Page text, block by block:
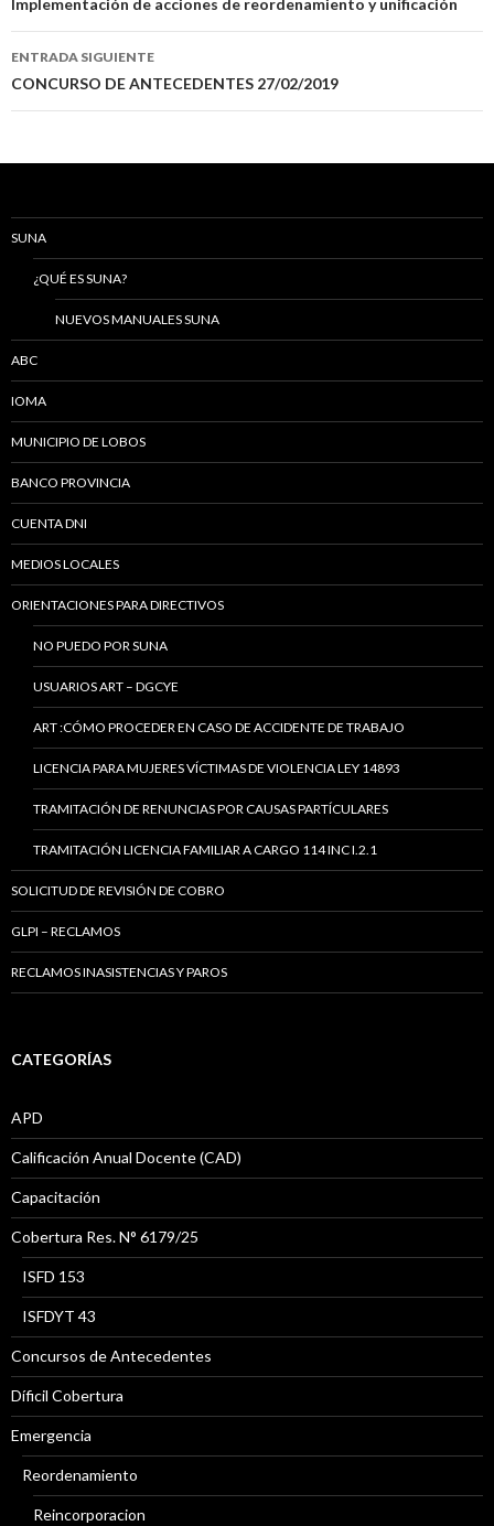
de
entradas
Implementación de acciones de reordenamiento y unificación
ENTRADA SIGUIENTE
CONCURSO DE ANTECEDENTES 27/02/2019
SUNA
¿QUÉ ES SUNA?
NUEVOS MANUALES SUNA
ABC
IOMA
MUNICIPIO DE LOBOS
BANCO PROVINCIA
CUENTA DNI
MEDIOS LOCALES
ORIENTACIONES PARA DIRECTIVOS
NO PUEDO POR SUNA
USUARIOS ART – DGCYE
ART :CÓMO PROCEDER EN CASO DE ACCIDENTE DE TRABAJO
LICENCIA PARA MUJERES VÍCTIMAS DE VIOLENCIA LEY 14893
TRAMITACIÓN DE RENUNCIAS POR CAUSAS PARTÍCULARES
TRAMITACIÓN LICENCIA FAMILIAR A CARGO 114 INC I.2.1
SOLICITUD DE REVISIÓN DE COBRO
GLPI – RECLAMOS
RECLAMOS INASISTENCIAS Y PAROS
CATEGORÍAS
APD
Calificación Anual Docente (CAD)
Capacitación
Cobertura Res. N° 6179/25
ISFD 153
ISFDYT 43
Concursos de Antecedentes
Díficil Cobertura
Emergencia
Reordenamiento
Reincorporacion